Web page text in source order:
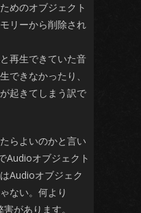
めのオブジェクト
リーから削除され
再生できていた音
できなかったり、
起きてしまう訳で
らよいのかと言い
Audioオブジェクト
Audioオブジェク
ない。何より
があります。